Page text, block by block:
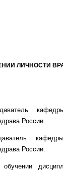
ЛИЧНОСТИ
России.
России.